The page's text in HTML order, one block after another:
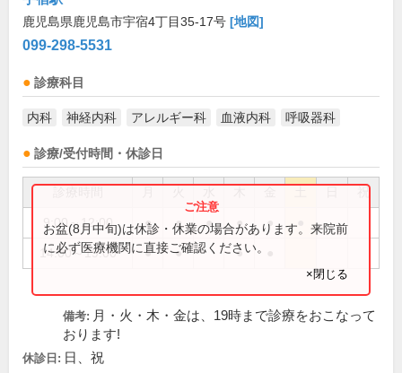
鹿児島県鹿児島市宇宿4丁目35-17号 [地図]
099-298-5531
診療科目
内科 神経内科 アレルギー科 血液内科 呼吸器科
診療/受付時間・休診日
祝
9:00～12:00 ● ● ● ● ●
14:00～19:00 ● ● ●
お盆(8月中旬)は休診・休業の場合があります。来院前
に必ず医療機関に直接ご確認ください。
×閉じる
備考: 月・火・木・金は、19時まで診療をおこなって
おります!
休診日: 日、祝